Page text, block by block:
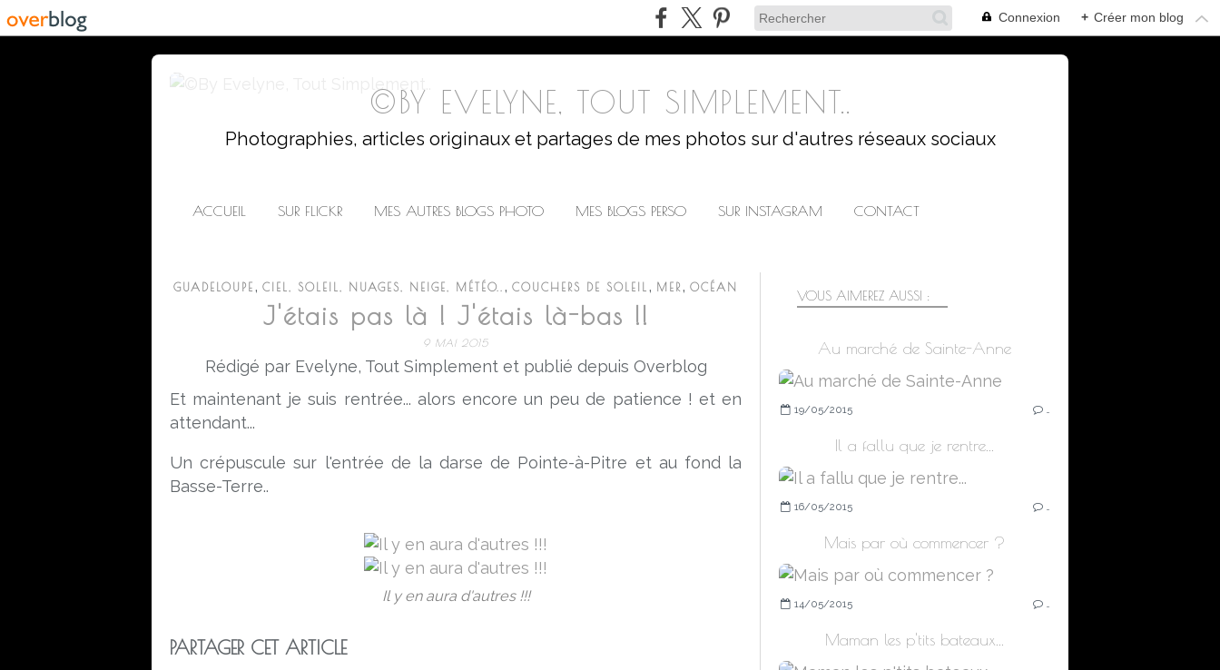
Connexion + Créer mon blog
©BY EVELYNE, TOUT SIMPLEMENT..
Photographies, articles originaux et partages de mes photos sur d'autres réseaux sociaux
ACCUEIL SUR FLICKR MES AUTRES BLOGS PHOTO MES BLOGS PERSO SUR INSTAGRAM CONTACT
GUADELOUPE , CIEL, SOLEIL, NUAGES, NEIGE, MÉTÉO.. , COUCHERS DE SOLEIL , MER, OCÉAN
J'étais pas là ! J'étais là-bas !!
9 MAI 2015
Rédigé par Evelyne, Tout Simplement et publié depuis Overblog
Et maintenant je suis rentrée... alors encore un peu de patience ! et en
attendant...
Un crépuscule sur l'entrée de la darse de Pointe-à-Pitre et au fond la
Basse-Terre..
Il y en aura d'autres !!!
PARTAGER CET ARTICLE
VOUS AIMEREZ AUSSI :
Au marché de Sainte-Anne
19/05/2015
Il a fallu que je rentre...
16/05/2015
Mais par où commencer ?
14/05/2015
Maman les p'tits bateaux...